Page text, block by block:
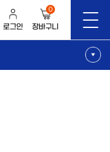
로그인
0
장바구니